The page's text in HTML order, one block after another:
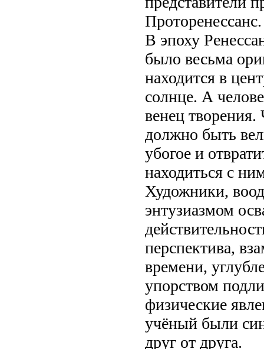
Проторенессанс.
В эпоху
было весьма
находится в
солнце. А
венец
должно быть
убогое и
находиться с
Художники,
энтузиазмом
перспектива,
времени,
упорством
физические
учёный были
друг от друга.